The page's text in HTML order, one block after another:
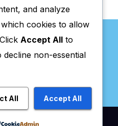
and analyze
cookies to allow
Accept All to
decline non-essential
All Accept All